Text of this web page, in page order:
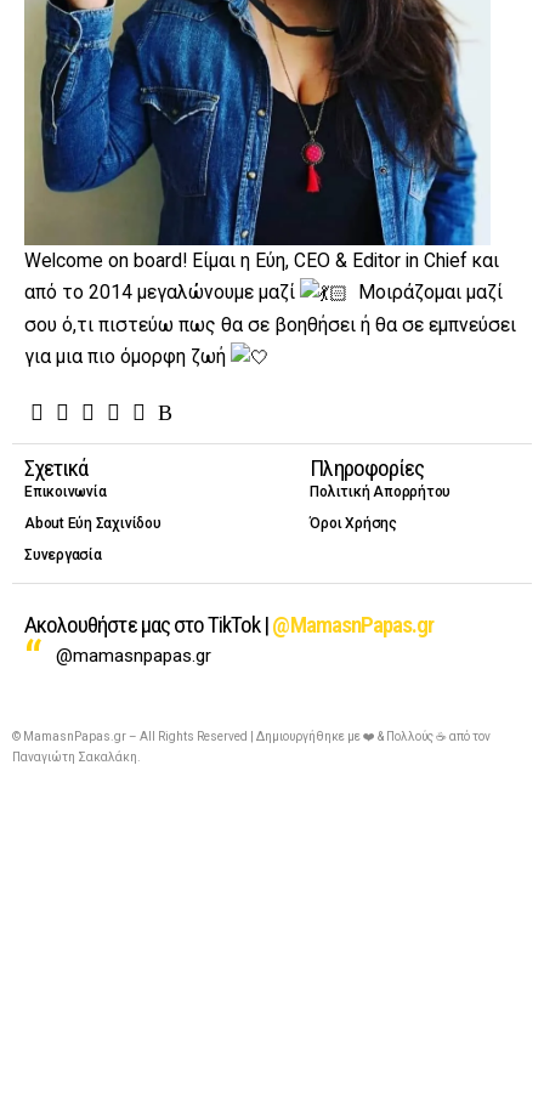
Welcome on board! Είμαι η Εύη, CEO & Editor in Chief και
από το 2014 μεγαλώνουμε μαζί
Μοιράζομαι μαζί
σου ό,τι πιστεύω πως θα σε βοηθήσει ή θα σε εμπνεύσει
για μια πιο όμορφη ζωή
Σχετικά
Επικοινωνία
About Εύη Σαχινίδου
Συνεργασία
Πληροφορίες
Πολιτική Απορρήτου
Όροι Χρήσης
Ακολουθήστε μας στο TikTok |@MamasnPapas.gr
@mamasnpapas.gr
© MamasnPapas.gr – All Rights Reserved | Δημιουργήθηκε με ❤️ & Πολλούς ☕ από τον
Παναγιώτη Σακαλάκη